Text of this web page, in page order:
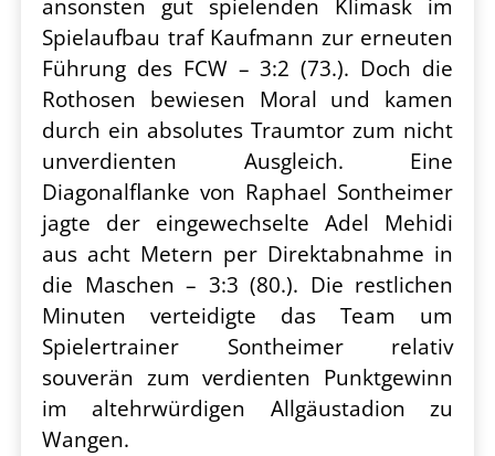
ansonsten gut spielenden Klimask im
Spielaufbau traf Kaufmann zur erneuten
Führung des FCW – 3:2 (73.). Doch die
Rothosen bewiesen Moral und kamen
durch ein absolutes Traumtor zum nicht
unverdienten Ausgleich. Eine
Diagonalflanke von Raphael Sontheimer
jagte der eingewechselte Adel Mehidi
aus acht Metern per Direktabnahme in
die Maschen – 3:3 (80.). Die restlichen
Minuten verteidigte das Team um
Spielertrainer Sontheimer relativ
souverän zum verdienten Punktgewinn
im altehrwürdigen Allgäustadion zu
Wangen.